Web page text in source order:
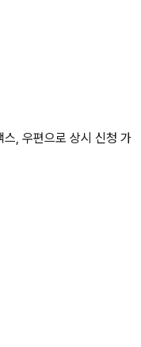
스, 우편으로 상시 신청 가